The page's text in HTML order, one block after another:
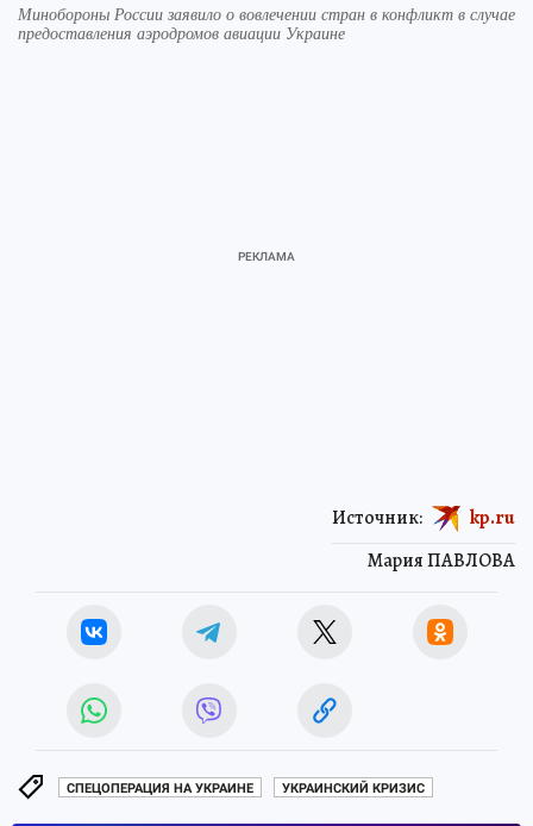
Минобороны России заявило о вовлечении стран в конфликт в случае
предоставления аэродромов авиации Украине
Мария ПАВЛОВА
Источник: kp.ru
СПЕЦОПЕРАЦИЯ НА УКРАИНЕ УКРАИНСКИЙ КРИЗИС